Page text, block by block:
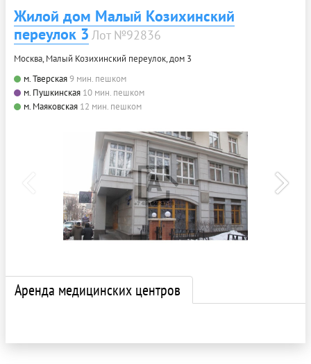
Жилой дом Малый Козихинский
переулок 3 Лот №92836
Москва, Малый Козихинский переулок, дом 3
м. Тверская9 мин. пешком
м. Пушкинская 10 мин. пешком
м. Маяковская 12 мин. пешком
Аренда медицинских центров